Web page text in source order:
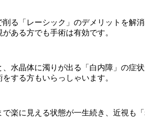
る「レーシック」のデメリットを解
ある方でも手術は有効です。
、水晶体に濁りが出る「白内障」の症
する方もいらっしゃいます。
楽に見える状態が一生続き、近視も